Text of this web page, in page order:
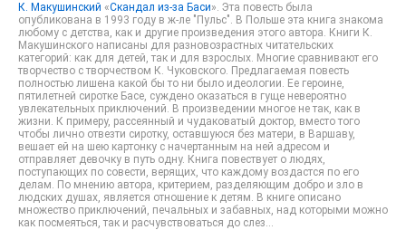
К. Макушинский «Скандал из-за Баси». Эта повесть была
опубликована в 1993 году в ж-ле "Пульс". В Польше эта книга знакома
любому с детства, как и другие произведения этого автора. Книги К.
Макушинского написаны для разновозрастных читательских
категорий: как для детей, так и для взрослых. Многие сравнивают его
творчество с творчеством К. Чуковского. Предлагаемая повесть
полностью лишена какой бы то ни было идеологии. Ее героине,
пятилетней сиротке Басе, суждено оказаться в гуще невероятно
увлекательных приключений. В произведении многое не так, как в
жизни. К примеру, рассеянный и чудаковатый доктор, вместо того
чтобы лично отвезти сиротку, оставшуюся без матери, в Варшаву,
вешает ей на шею картонку с начертанным на ней адресом и
отправляет девочку в путь одну. Книга повествует о людях,
поступающих по совести, верящих, что каждому воздастся по его
делам. По мнению автора, критерием, разделяющим добро и зло в
людских душах, является отношение к детям. В книге описано
множество приключений, печальных и забавных, над которыми можно
как посмеяться, так и расчувствоваться до слез...